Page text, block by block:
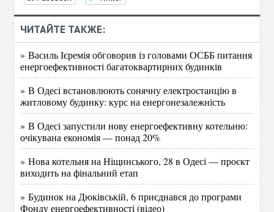
ЧИТАЙТЕ ТАКЖЕ:
» Василь Ієремія обговорив із головами ОСББ питання
енергоефективності багатоквартирних будинків
» В Одесі встановлюють сонячну електростанцію в
житловому будинку: курс на енергонезалежність
» В Одесі запустили нову енергоефективну котельню:
очікувана економія — понад 20%
» Нова котельня на Ніщинського, 28 в Одесі — проєкт
виходить на фінальний етап
» Будинок на Дюківській, 6 приєднався до програми
Фонду енергоефективності (відео)